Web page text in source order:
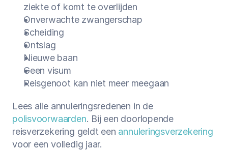
ziekte of komt te overlijden
Onverwachte zwangerschap
Scheiding
Ontslag
Nieuwe baan
Geen visum
Reisgenoot kan niet meer meegaan
Lees alle annuleringsredenen in de
polisvoorwaarden. Bij een doorlopende
reisverzekering geldt een annuleringsverzekering
voor een volledig jaar.